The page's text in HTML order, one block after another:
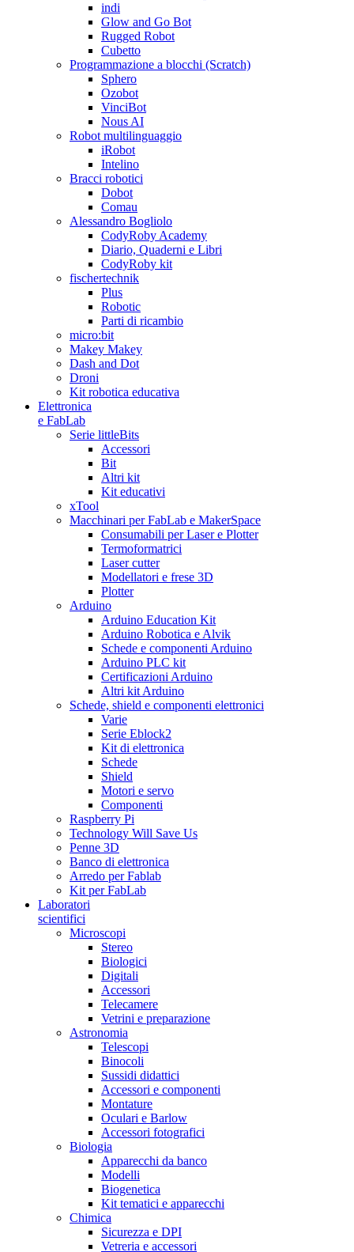
indi
Glow and Go Bot
Rugged Robot
Cubetto
Programmazione a blocchi (Scratch)
Sphero
Ozobot
VinciBot
Nous AI
Robot multilinguaggio
iRobot
Intelino
Bracci robotici
Dobot
Comau
Alessandro Bogliolo
CodyRoby Academy
Diario, Quaderni e Libri
CodyRoby kit
fischertechnik
Plus
Robotic
Parti di ricambio
micro:bit
Makey Makey
Dash and Dot
Droni
Kit robotica educativa
Elettronica
e FabLab
Serie littleBits
Accessori
Bit
Altri kit
Kit educativi
xTool
Macchinari per FabLab e MakerSpace
Consumabili per Laser e Plotter
Termoformatrici
Laser cutter
Modellatori e frese 3D
Plotter
Arduino
Arduino Education Kit
Arduino Robotica e Alvik
Schede e componenti Arduino
Arduino PLC kit
Certificazioni Arduino
Altri kit Arduino
Schede, shield e componenti elettronici
Varie
Serie Eblock2
Kit di elettronica
Schede
Shield
Motori e servo
Componenti
Raspberry Pi
Technology Will Save Us
Penne 3D
Banco di elettronica
Arredo per Fablab
Kit per FabLab
Laboratori
scientifici
Microscopi
Stereo
Biologici
Digitali
Accessori
Telecamere
Vetrini e preparazione
Astronomia
Telescopi
Binocoli
Sussidi didattici
Accessori e componenti
Montature
Oculari e Barlow
Accessori fotografici
Biologia
Apparecchi da banco
Modelli
Biogenetica
Kit tematici e apparecchi
Chimica
Sicurezza e DPI
Vetreria e accessori